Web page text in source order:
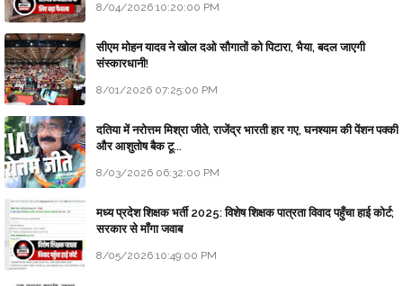
8/04/2026 10:20:00 PM
सीएम मोहन यादव ने खोल दओ सौगातों को पिटारा, भैया, बदल जाएगी
संस्कारधानी!
8/01/2026 07:25:00 PM
दतिया में नरोत्तम मिश्रा जीते, राजेंद्र भारती हार गए, घनश्याम की पेंशन पक्की
और आशुतोष बैक टू...
8/03/2026 06:32:00 PM
मध्य प्रदेश शिक्षक भर्ती 2025: विशेष शिक्षक पात्रता विवाद पहुँचा हाई कोर्ट;
सरकार से माँगा जवाब
8/05/2026 10:49:00 PM